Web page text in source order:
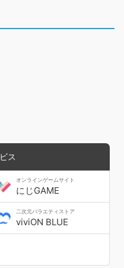
ス
オンラインゲームサイト
にじGAME
二次元バラエティストア
viviON BLUE